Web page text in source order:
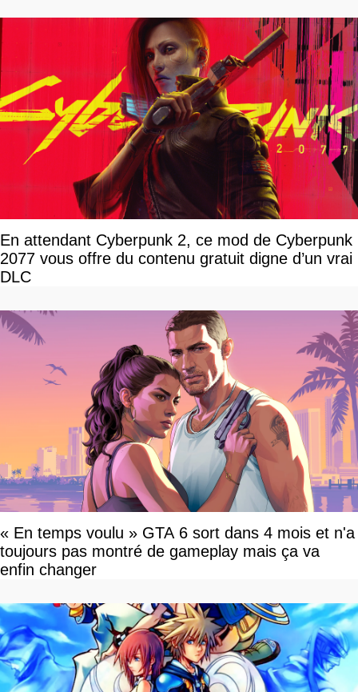
En attendant Cyberpunk 2, ce mod de Cyberpunk
2077 vous offre du contenu gratuit digne d’un vrai
DLC
« En temps voulu » GTA 6 sort dans 4 mois et n'a
toujours pas montré de gameplay mais ça va
enfin changer